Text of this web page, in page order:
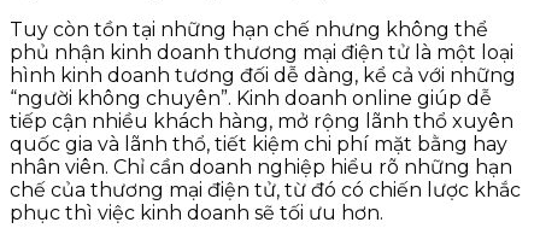
Tuy còn tồn tại những hạn chế nhưng không thể
phủ nhận kinh doanh thương mại điện tử là một loại
hình kinh doanh tương đối dễ dàng, kể cả với những
“người không chuyên”. Kinh doanh online giúp dễ
tiếp cận nhiều khách hàng, mở rộng lãnh thổ xuyên
quốc gia và lãnh thổ, tiết kiệm chi phí mặt bằng hay
nhân viên. Chỉ cần doanh nghiệp hiểu rõ những hạn
chế của thương mại điện tử, từ đó có chiến lược khắc
phục thì việc kinh doanh sẽ tối ưu hơn.